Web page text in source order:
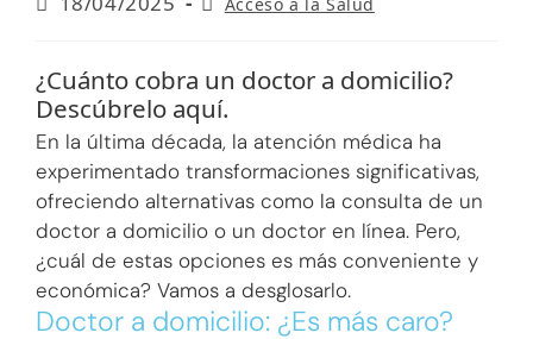
entrada:
entrada:
¿Cuánto cobra un doctor a domicilio?
Descúbrelo aquí.
En la última década, la atención médica ha
experimentado transformaciones significativas,
ofreciendo alternativas como la consulta de un
doctor a domicilio o un doctor en línea. Pero,
¿cuál de estas opciones es más conveniente y
económica? Vamos a desglosarlo.
Doctor a domicilio: ¿Es más caro?